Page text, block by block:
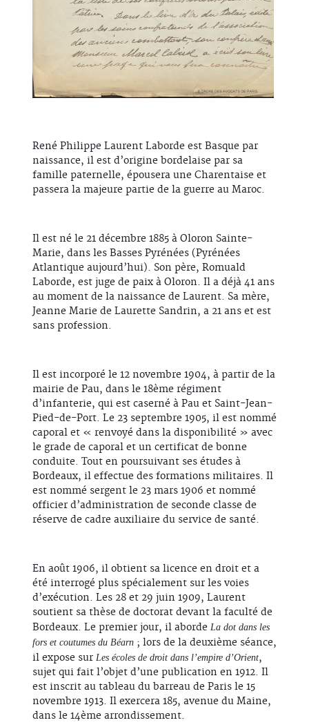
René Philippe Laurent Laborde est Basque par
naissance, il est d’origine bordelaise par sa
famille paternelle, épousera une Charentaise et
passera la majeure partie de la guerre au Maroc.
Il est né le 21 décembre 1885 à Oloron Sainte-
Marie, dans les Basses Pyrénées (Pyrénées
Atlantique aujourd’hui). Son père, Romuald
Laborde, est juge de paix à Oloron. Il a déjà 41 ans
au moment de la naissance de Laurent. Sa mère,
Jeanne Marie de Laurette Sandrin, a 21 ans et est
sans profession.
Il est incorporé le 12 novembre 1904, à partir de la
mairie de Pau, dans le 18ème régiment
d’infanterie, qui est caserné à Pau et Saint-Jean-
Pied-de-Port. Le 23 septembre 1905, il est nommé
caporal et « renvoyé dans la disponibilité » avec
le grade de caporal et un certificat de bonne
conduite. Tout en poursuivant ses études à
Bordeaux, il effectue des formations militaires. Il
est nommé sergent le 23 mars 1906 et nommé
officier d’administration de seconde classe de
réserve de cadre auxiliaire du service de santé.
En août 1906, il obtient sa licence en droit et a
été interrogé plus spécialement sur les voies
d’exécution. Les 28 et 29 juin 1909, Laurent
soutient sa thèse de doctorat devant la faculté de
Bordeaux. Le premier jour, il aborde La dot dans les
fors et coutumes du Béarn ; lors de la deuxième séance,
il expose sur Les écoles de droit dans l’empire d’Orient,
sujet qui fait l’objet d’une publication en 1912. Il
est inscrit au tableau du barreau de Paris le 15
novembre 1913. Il exercera 185, avenue du Maine,
dans le 14ème arrondissement.